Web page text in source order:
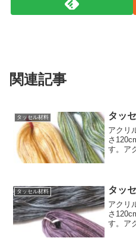
関連記事
タッセル材料 タッ
アクリ
さ
す。ア
来ます
タッセル材料 タッ
アクリ
さ
す。ア